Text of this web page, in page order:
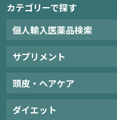
カテゴリーで探す
個人輸入医薬品検索
サプリメント
頭皮・ヘアケア
ダイエット